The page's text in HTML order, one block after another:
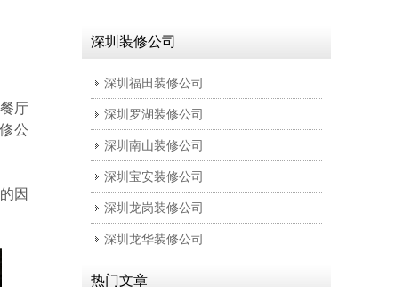
餐厅
公
因
深圳装修公司
深圳福田装修公司
深圳罗湖装修公司
深圳南山装修公司
深圳宝安装修公司
深圳龙岗装修公司
深圳龙华装修公司
热门文章